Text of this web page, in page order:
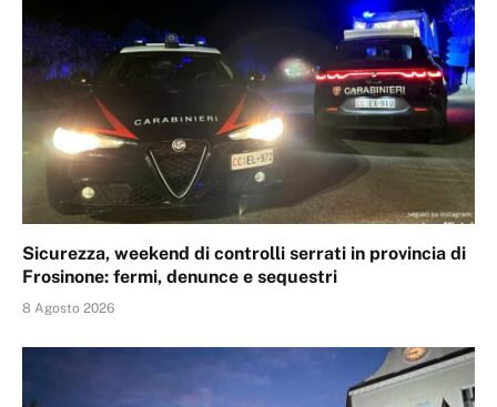
Sicurezza, weekend di controlli serrati in provincia di
Frosinone: fermi, denunce e sequestri
8 Agosto 2026